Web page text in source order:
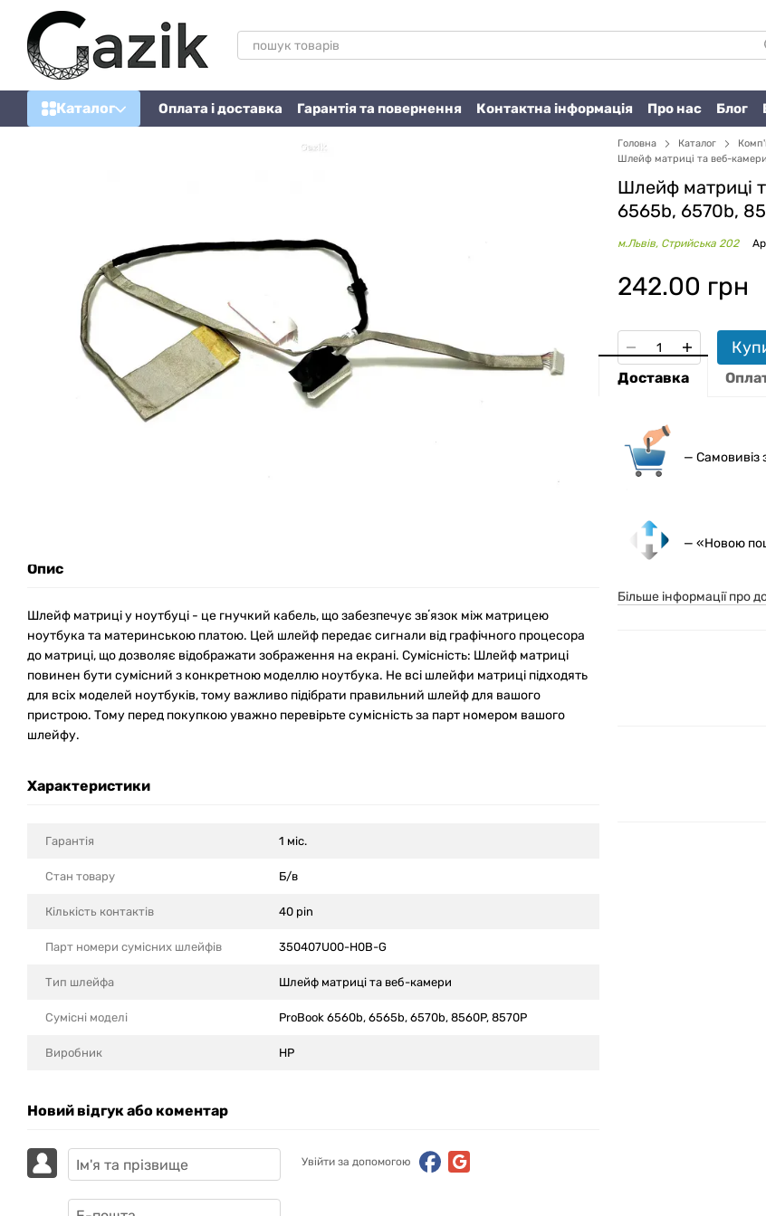
Перейти до основного контенту
Каталог Оплата і доставка Гарантія та повернення Контактна інформація Про нас Блог
Опис
Шлейф матриці у ноутбуці - це гнучкий кабель, що забезпечує звʼязок між матрицею
ноутбука та материнською платою. Цей шлейф передає сигнали від графічного процесора
до матриці, що дозволяє відображати зображення на екрані. Сумісність: Шлейф матриці
повинен бути сумісний з конкретною моделлю ноутбука. Не всі шлейфи матриці підходять
для всіх моделей ноутбуків, тому важливо підібрати правильний шлейф для вашого
пристрою. Тому перед покупкою уважно перевірьте сумісність за парт номером вашого
шлейфу.
Характеристики
Гарантія 1 міс.
Стан товару Б/в
Кількість контактів 40 pin
Парт номери сумісних шлейфів 350407U00-H0B-G
Тип шлейфа Шлейф матриці та веб-камери
Сумісні моделi ProBook 6560b, 6565b, 6570b, 8560P, 8570P
Виробник HP
Новий відгук або коментар
Увійти за допомогою
Головна Каталог
Шлейф матриці та веб-
Шлейф матриці
6565b, 6570b,
м.Львів, Стрийська 202
242.00 грн
Доставка
— Самовивіз
— «Новою
Більше інформації про